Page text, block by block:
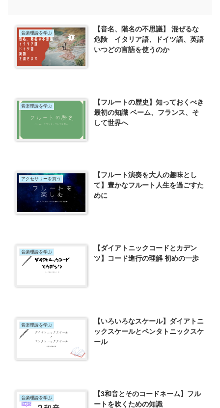
音楽理論を学ぶ
【音名、階名の不思議】 混ぜるな
危険 イタリア語、ドイツ語、英語
いつどの言語を使うのか
音楽理論を学ぶ
【フルートの歴史】知っておくべき
最初の知識 ベーム、フランス、そ
して世界へ
アクセサリーを買う
【フルート演奏を大人の趣味とし
て】豊かなフルート人生を過ごすた
めに
音楽理論を学ぶ
【ダイアトニックコードとカデン
ツ】コード進行の理解 初めの一歩
音楽理論を学ぶ
【いろいろなスケール】ダイアトニ
ックスケールとペンタトニックスケ
ール
音楽理論を学ぶ
【3和音とそのコードネーム】フル
ートを吹くための知識